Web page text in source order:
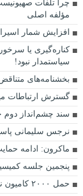
مؤلفه اصلی
افزایش شمار
کناره‌گیری یا
سیاستمدار نبود!
بخشنامه‌های
گسترش ارتباطات
سند چشم‌انداز
نرجس سلیمانی
ماکرون: ادامه
پنجمین جلسه کمیسیون ماده ۱۰
حمل ۲۰۰۰ کامیون نهاده دامی به مرغداری‌ها